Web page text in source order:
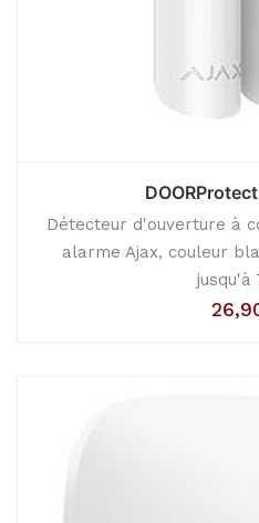
Détecteur d'ouverture à
alarme Ajax, couleur
jusqu'à